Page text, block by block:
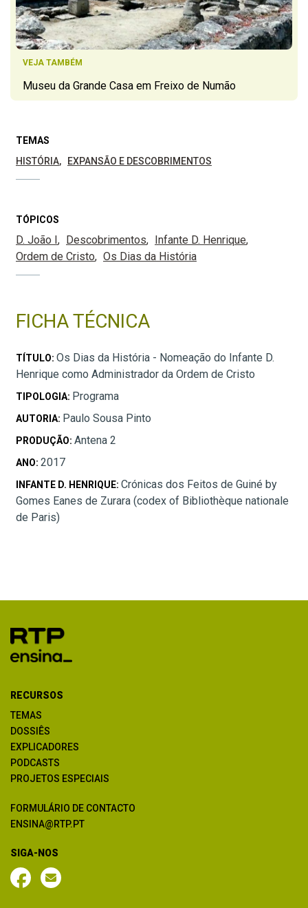
VEJA TAMBÉM
Museu da Grande Casa em Freixo de Numão
TEMAS
HISTÓRIA
EXPANSÃO E DESCOBRIMENTOS
TÓPICOS
D. João I Descobrimentos
Infante D. Henrique
Ordem de Cristo
Os Dias da História
FICHA TÉCNICA
TÍTULO: Os Dias da História - Nomeação do Infante D.
Henrique como Administrador da Ordem de Cristo
TIPOLOGIA: Programa
AUTORIA: Paulo Sousa Pinto
PRODUÇÃO: Antena 2
ANO: 2017
INFANTE D. HENRIQUE: Crónicas dos Feitos de Guiné by
Gomes Eanes de Zurara (codex of Bibliothèque nationale
de Paris)
RECURSOS
TEMAS
DOSSIÊS
EXPLICADORES
PODCASTS
PROJETOS ESPECIAIS
FORMULÁRIO DE CONTACTO
ENSINA@RTP.PT
SIGA-NOS